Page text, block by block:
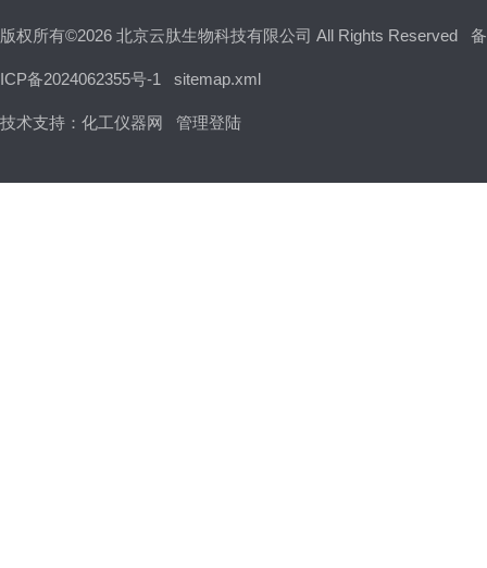
版权所有©2026 北京云肽生物科技有限公司 All Rights Reserved
ICP备2024062355号-1 sitemap.xml
技术支持： 化工仪器网 管理登陆